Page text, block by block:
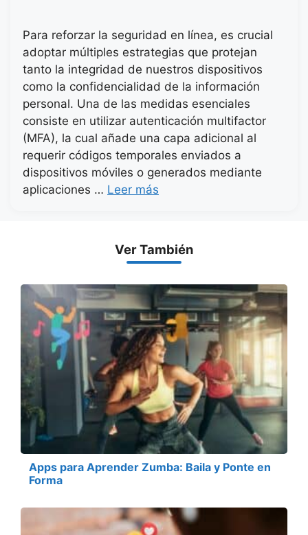
Para reforzar la seguridad en línea, es crucial
adoptar múltiples estrategias que protejan
tanto la integridad de nuestros dispositivos
como la confidencialidad de la información
personal. Una de las medidas esenciales
consiste en utilizar autenticación multifactor
(MFA), la cual añade una capa adicional al
requerir códigos temporales enviados a
dispositivos móviles o generados mediante
aplicaciones … Leer más
Ver También
Apps para Aprender Zumba: Baila y Ponte en
Forma